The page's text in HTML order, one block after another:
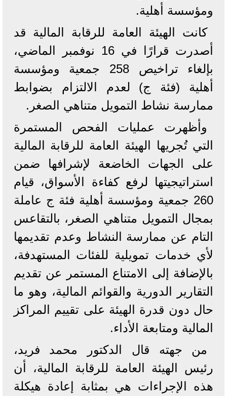
ومؤسسة أهلية.
كانت الهيئة العامة للرقابة المالية قد
أصدرت قرارًا في 16 نوفمبر الماضي،
بإلغاء تراخيص 258 جمعية ومؤسسة
أهلية (فئة ج) لعدم الالتزام بضوابط
ممارسة نشاط التمويل متناهي الصغر.
وأظهرت عمليات الفحص المستمرة
التي تُجريها الهيئة العامة للرقابة المالية
على الجهات الخاضعة لإشرافها ضمن
استراتيجيتها لرفع كفاءة الأسواق، قيام
260 جمعية ومؤسسة أهلية فئة ج عاملة
بمجال التمويل متناهي الصغر، بالتقاعس
التام عن ممارسة النشاط وعدم تقديمها
لأي خدمات تمويلية للفئات المستهدفة،
بالإضافة إلى الامتناع المستمر عن تقديم
التقارير الدورية والقوائم المالية، وهو ما
حال دون قدرة الهيئة على تقييم المراكز
المالية ومتابعة الأداء.
من جهته قال الدكتور محمد فريد،
رئيس الهيئة العامة للرقابة المالية، أن
هذه الإجراءات هي بمثابة إعادة هيكلة